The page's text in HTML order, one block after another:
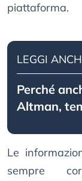
piattaforma.
LEGGI
Perché
Altman,
Le
sempre